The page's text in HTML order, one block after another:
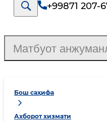
+99871 207-
Бош саҳифа
Ахборот хизмати
Матбуот